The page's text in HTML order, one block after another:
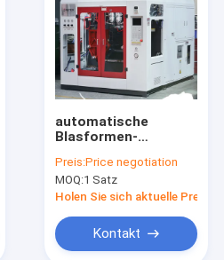
automatische
Blasformen-
Leistungsfähigkeit
der Verdrängungs-5L
für Benzinkanister-
Preis:Price negotiation
MOQ:1 Satz
Holen Sie sich aktuelle Preis
Kontakt